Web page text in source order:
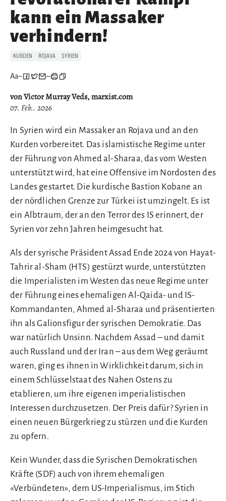
kann ein Massaker
verhindern!
KURDEN ROJAVA SYRIEN
Aa– –
von Victor Murray Veds, marxist.com
07. Feb.. 2026
In Syrien wird ein Massaker an Rojava und an den
Kurden vorbereitet. Das islamistische Regime unter
der Führung von Ahmed al-Sharaa, das vom Westen
unterstützt wird, hat eine Offensive im Nordosten des
Landes gestartet. Die kurdische Bastion Kobane an
der nördlichen Grenze zur Türkei ist umzingelt. Es ist
ein Albtraum, der an den Terror des IS erinnert, der
Syrien vor zehn Jahren heimgesucht hat.
Als der syrische Präsident Assad Ende 2024 von Hayat-
Tahrir al-Sham (HTS) gestürzt wurde, unterstützten
die Imperialisten im Westen das neue Regime unter
der Führung eines ehemaligen Al-Qaida- und IS-
Kommandanten, Ahmed al-Sharaa und präsentierten
ihn als Galionsfigur der syrischen Demokratie. Das
war natürlich Unsinn. Nachdem Assad – und damit
auch Russland und der Iran – aus dem Weg geräumt
waren, ging es ihnen in Wirklichkeit darum, sich in
einem Schlüsselstaat des Nahen Ostens zu
etablieren, um ihre eigenen imperialistischen
Interessen durchzusetzen. Der Preis dafür? Syrien in
einen neuen Bürgerkrieg zu stürzen und die Kurden
zu opfern.
Kein Wunder, dass die Syrischen Demokratischen
Kräfte (SDF) auch von ihrem ehemaligen
«Verbündeten», dem US-Imperialismus, im Stich